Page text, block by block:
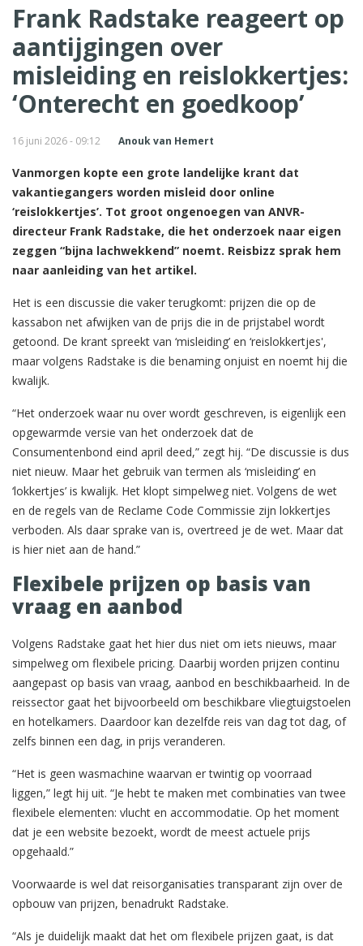
Frank Radstake reageert op
aantijgingen over
misleiding en reislokkertjes:
‘Onterecht en goedkoop’
16 juni 2026 - 09:12 Anouk van Hemert
Vanmorgen kopte een grote landelijke krant dat
vakantiegangers worden misleid door online
‘reislokkertjes’. Tot groot ongenoegen van ANVR-
directeur Frank Radstake, die het onderzoek naar eigen
zeggen “bijna lachwekkend” noemt. Reisbizz sprak hem
naar aanleiding van het artikel.
Het is een discussie die vaker terugkomt: prijzen die op de
kassabon net afwijken van de prijs die in de prijstabel wordt
getoond. De krant spreekt van ‘misleiding’ en ‘reislokkertjes',
maar volgens Radstake is die benaming onjuist en noemt hij die
kwalijk.
“Het onderzoek waar nu over wordt geschreven, is eigenlijk een
opgewarmde versie van het onderzoek dat de
Consumentenbond eind april deed,” zegt hij. “De discussie is dus
niet nieuw. Maar het gebruik van termen als ‘misleiding’ en
‘lokkertjes’ is kwalijk. Het klopt simpelweg niet. Volgens de wet
en de regels van de Reclame Code Commissie zijn lokkertjes
verboden. Als daar sprake van is, overtreed je de wet. Maar dat
is hier niet aan de hand.”
Flexibele prijzen op basis van
vraag en aanbod
Volgens Radstake gaat het hier dus niet om iets nieuws, maar
simpelweg om flexibele pricing. Daarbij worden prijzen continu
aangepast op basis van vraag, aanbod en beschikbaarheid. In de
reissector gaat het bijvoorbeeld om beschikbare vliegtuigstoelen
en hotelkamers. Daardoor kan dezelfde reis van dag tot dag, of
zelfs binnen een dag, in prijs veranderen.
“Het is geen wasmachine waarvan er twintig op voorraad
liggen,” legt hij uit. “Je hebt te maken met combinaties van twee
flexibele elementen: vlucht en accommodatie. Op het moment
dat je een website bezoekt, wordt de meest actuele prijs
opgehaald.”
Voorwaarde is wel dat reisorganisaties transparant zijn over de
opbouw van prijzen, benadrukt Radstake.
“Als je duidelijk maakt dat het om flexibele prijzen gaat, is dat